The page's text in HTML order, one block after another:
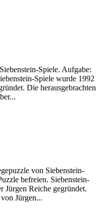
Spiele. Aufgabe:
Spiele wurde 1992
Die herausgebrachten
von Siebenstein-
befreien. Siebenstein-
Jürgen Reiche gegründet.
Jürgen...